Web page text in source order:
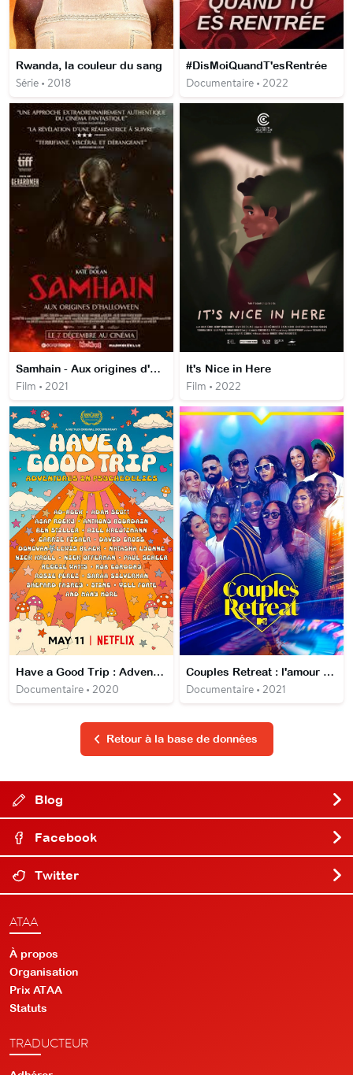
Rwanda, la couleur du sang
Série • 2018
#DisMoiQuandT'esRentrée
Documentaire • 2022
Samhain - Aux origines d'Halloween
Film • 2021
It's Nice in Here
Film • 2022
Have a Good Trip : Adventures in Psychedelics
Documentaire • 2020
Couples Retreat : l'amour à l'épreuve
Documentaire • 2021
Retour à la base de données
Blog
Facebook
Twitter
ATAA
À propos
Organisation
Prix ATAA
Statuts
TRADUCTEUR